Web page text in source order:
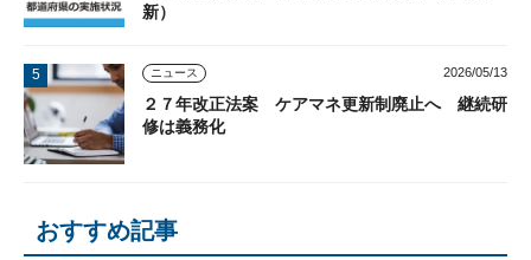
新）
ニュース 2026/05/13
２７年改正法案 ケアマネ更新制廃止へ 継続研
修は義務化
おすすめ記事